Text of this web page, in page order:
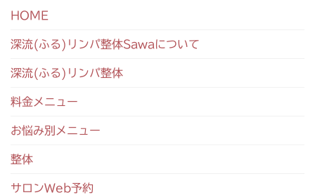
HOME
深流(ふる)リンパ整体Sawaについて
深流(ふる)リンパ整体
料金メニュー
お悩み別メニュー
整体
サロンWeb予約